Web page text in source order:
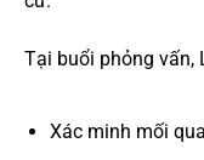
Tại buổi phỏng vấn,
Xác minh mối